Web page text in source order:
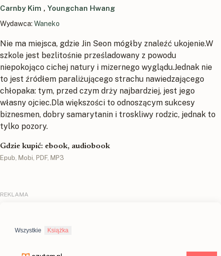
Carnby Kim , Youngchan Hwang
Wydawca: Waneko
Nie ma miejsca, gdzie Jin Seon mógłby znaleźć ukojenie.W
szkole jest bezlitośnie prześladowany z powodu
niepokojąco cichej natury i mizernego wyglądu.Jednak nie
to jest źródłem paraliżującego strachu nawiedzającego
chłopaka: tym, przed czym drży najbardziej, jest jego
własny ojciec.Dla większości to odnoszącym sukcesy
biznesmen, dobry samarytanin i troskliwy rodzic, jednak to
tylko pozory.
Gdzie kupić: ebook, audiobook
Epub, Mobi, PDF, MP3